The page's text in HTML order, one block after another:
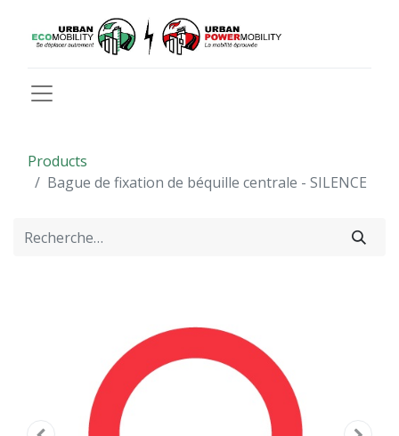
Products
Bague de fixation de béquille centrale - SILENCE